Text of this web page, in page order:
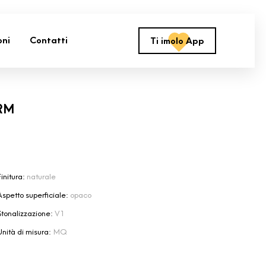
Contatti Ti imolo App
naturale
superficiale: opaco
V1
di misura: MQ